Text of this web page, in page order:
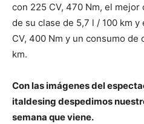
con 225 CV, 470 Nm, el
de su clase de 5,7 l / 100 km
CV, 400 Nm y un consumo
km.
Con las imágenes del
italdesing despedimos
semana que viene.